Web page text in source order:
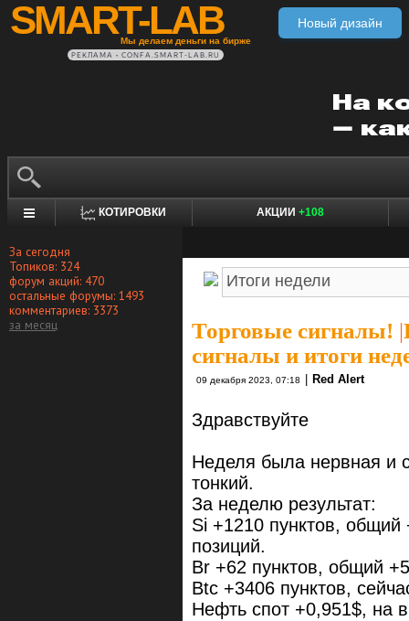
SMART-LAB
Мы делаем деньги на бирже
Новый дизайн
РЕКЛАМА • CONFA.SMART-LAB.RU
КОТИРОВКИ АКЦИИ +108
За сегодня
Топиков: 324
форум акций: 470
остальные форумы: 1493
комментариев: 3373
за месяц
Торговые сигналы! |
сигналы и итоги
09 декабря 2023, 07:18 Red Alert
Здравствуйте
Неделя была нервная и
тонкий.
За неделю результат:
Si +1210 пунктов,
позиций.
Br +62 пунктов, общий
Btc +3406 пунктов,
Нефть спот +0,951$, на